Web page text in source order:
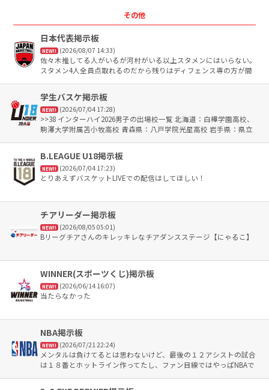
その他
日本代表掲示板
NEW!! (2026/08/07 14:33)
佐々木推してる人がいるが河村がいる以上スタメンにはいらない。
スタメン4人全員点取れるのだから残りはディフェンス専の方が間
学生バスケ掲示板
NEW!! (2026/07/04 17:28)
>>38 インターハイ2026男子の出場校一覧 北海道：白樺学園高校、
駒澤大学附属苫小牧高校 青森県：八戸学院光星高校 岩手県：県立
浦日本大学高校 栃木県：文星芸術大学附属高校 群馬県：常磐高校
埼玉県：埼玉栄高校 千葉県：習志野市立習志野高校 東京都：八王
子学園八王子高校、國學院大学久我山高校 神奈川県：湘南工科大学
東海大学付属諏訪高校 新潟県：開志国際高校 富山県：高岡第一高
校 石川県：北陸学院高校 福井県：北陸高校 岐阜県：美濃加茂高校
静岡県：藤枝明誠高校 愛知県：中部大学第一高校 三重県：四日市
メリノール学院高校 滋賀県：光泉カトリック高校 京都府：京都精
華学園高校 大阪府：箕面学園高校、近畿大学附属高校、大阪学院大
野山高校 鳥取県：鳥取城北高校 島根県：県立松江東高校 岡山県：
岡山商科大学附属高校 広島県：県立広島皆実高校 山口県：県立宇
部工業高校 徳島県：県立海部高校 香川県：尽誠学園高校 愛媛県：
帝京第五高校 高知県：高知中央高校 福岡県：福岡大学附属大濠高
B.LEAGUE U18掲示板
NEW!! (2026/07/04 17:23)
とりあえずバスケットLIVEでの配信はしてほしい！
チアリーダー掲示板
NEW!! (2026/08/05 05:01)
Bリーグチアさんのキレッキレなチアダンスステージ【にゃるこ】
WINNER(スポーツくじ)掲示板
NEW!! (2026/06/14 16:07)
当たらなかった
NBA掲示板
NEW!! (2026/07/21 22:24)
メンタルは負けてるとは思わないけど、最後の１２アシストの試合
は１８番とホットライン作ってたし、ファン目線ではやっぱNBAで